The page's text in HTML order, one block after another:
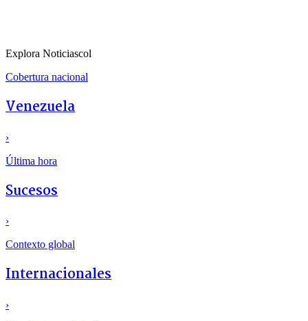
Explora Noticiascol
Cobertura nacional
Venezuela
›
Última hora
Sucesos
›
Contexto global
Internacionales
›